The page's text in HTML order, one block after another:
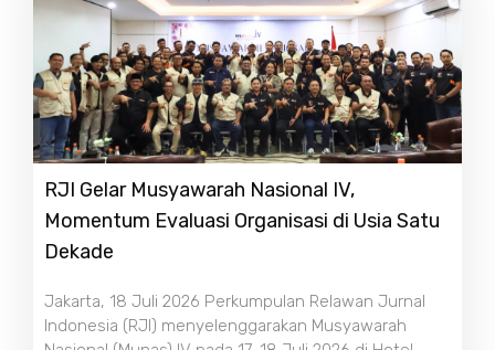
RJI Gelar Musyawarah Nasional IV,
Momentum Evaluasi Organisasi di Usia Satu
Dekade
Jakarta, 18 Juli 2026 Perkumpulan Relawan Jurnal
Indonesia (RJI) menyelenggarakan Musyawarah